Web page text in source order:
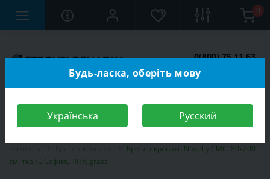
0
0(800) 75 11 63
Кресло-кровать Novelty СМС, 80х200
см, ткань София, ППУ, grass
Будь-ласка, оберіть мову
Українська Русский